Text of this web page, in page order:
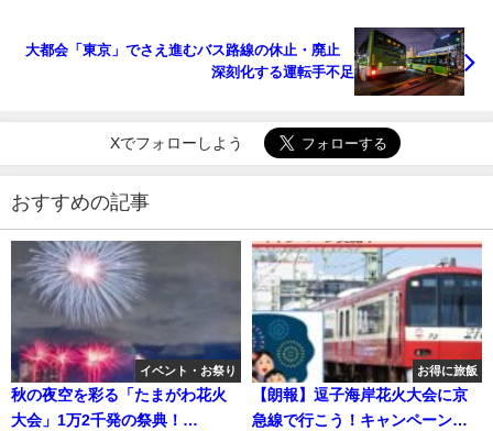
大都会「東京」でさえ進むバス路線の休止・廃止
深刻化する運転手不足
Xでフォローしよう
おすすめの記事
イベント・お祭り
秋の夜空を彩る「たまがわ花火
大会」1万2千発の祭典！
お得に旅飯
【朗報】逗子海岸花火大会に京
急線で行こう！キャンペーン実